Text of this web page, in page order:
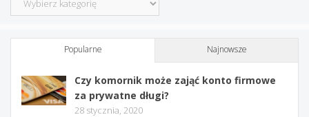
Popularne Najnowsze
Czy komornik może zająć konto firmowe
za prywatne długi?
28 stycznia, 2020